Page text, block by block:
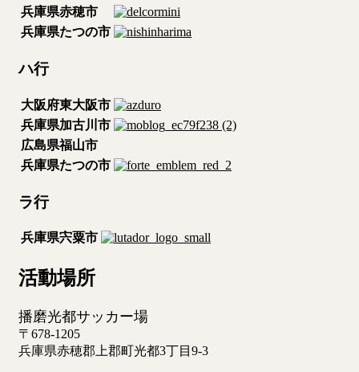
兵庫県赤穂市
兵庫県たつの市
ハ行
大阪府東大阪市
兵庫県加古川市
広島県福山市
兵庫県たつの市
ラ行
兵庫県宍粟市
活動場所
播磨光都サッカー場
〒678-1205
兵庫県赤穂郡上郡町光都3丁目9-3